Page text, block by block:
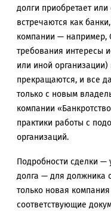
долги приобретает
встречаются как
компании — например,
требования интересы
или иной
прекращаются, и все
только с новым
компании
практики работы с
организаций.
Подробности сделки —
долга — для должника
только новая
соответствующие